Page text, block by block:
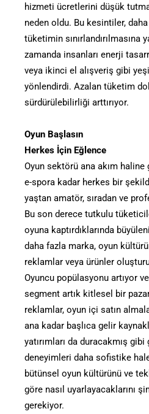
hizmeti ücretlerini düşük
neden oldu. Bu kesintiler,
tüketimin sınırlandırılmasına
zamanda insanları enerji
veya ikinci el alışveriş gibi
yönlendirdi. Azalan tüketim
sürdürülebilirliği arttırıyor.
Oyun Başlasın
Herkes İçin Eğlence
Oyun sektörü ana akım
e-spora kadar herkes bir
yaştan amatör, sıradan ve
Bu son derece tutkulu
oyuna kaptırdıklarında
daha fazla marka, oyun
reklamlar veya ürünler
Oyuncu popülasyonu artıyor
segment artık kitlesel bir
reklamlar, oyun içi satın
ana kadar başlıca gelir
yatırımları da duracakmış
deneyimleri daha sofistike
bütünsel oyun kültürünü ve
göre nasıl uyarlayacaklarını
gerekiyor.